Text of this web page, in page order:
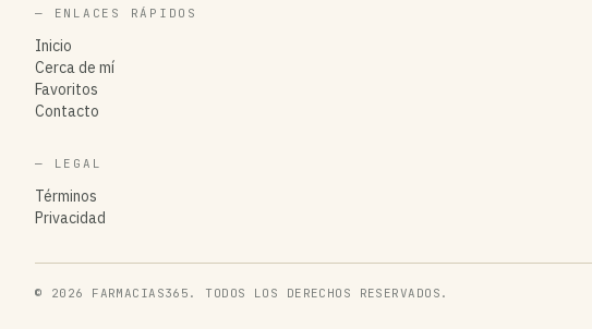
— ENLACES RÁPIDOS
Inicio
Cerca de mí
Favoritos
Contacto
— LEGAL
Términos
Privacidad
© 2026 FARMACIAS365. TODOS LOS DERECHOS RESERVADOS.